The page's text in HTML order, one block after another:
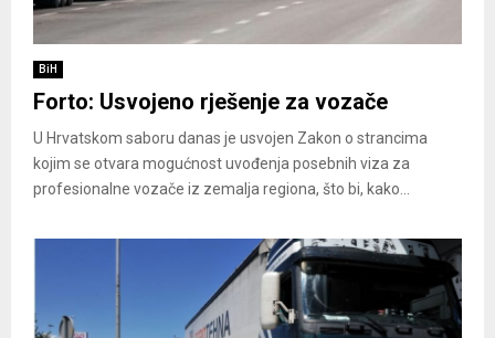
BiH
Forto: Usvojeno rješenje za vozače
U Hrvatskom saboru danas je usvojen Zakon o strancima
kojim se otvara mogućnost uvođenja posebnih viza za
profesionalne vozače iz zemalja regiona, što bi, kako...